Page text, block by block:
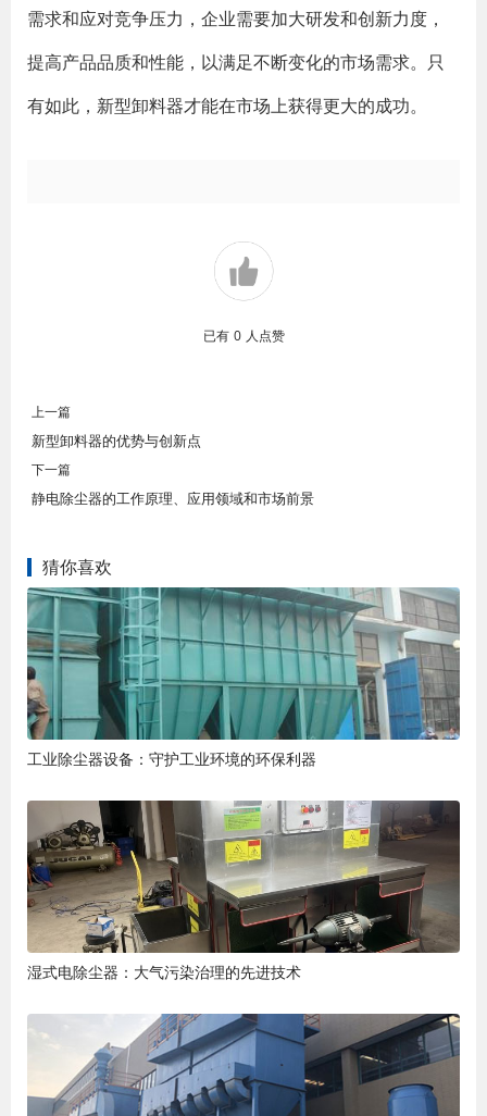
需求和应对竞争压力，企业需要加大研发和创新力度，
提高产品品质和性能，以满足不断变化的市场需求。只
有如此，新型卸料器才能在市场上获得更大的成功。
已有 0 人点赞
上一篇
新型卸料器的优势与创新点
下一篇
静电除尘器的工作原理、应用领域和市场前景
猜你喜欢
工业除尘器设备：守护工业环境的环保利器
湿式电除尘器：大气污染治理的先进技术